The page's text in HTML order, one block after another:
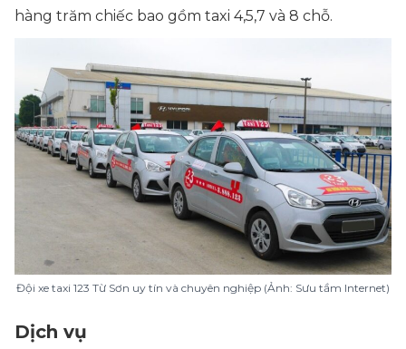
hàng trăm chiếc bao gồm taxi 4,5,7 và 8 chỗ.
Đội xe taxi 123 Từ Sơn uy tín và chuyên nghiệp (Ảnh: Sưu tầm Internet)
Dịch vụ